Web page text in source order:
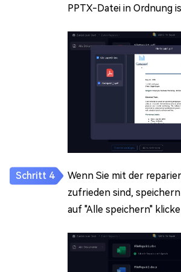
PPTX-Datei in Ordnung
Wenn Sie mit der
zufrieden sind, speichern
auf "Alle speichern"